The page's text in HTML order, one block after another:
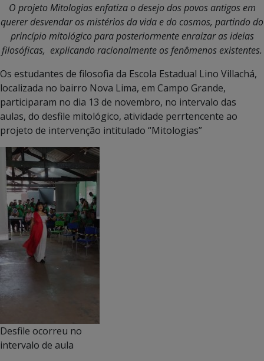
O projeto Mitologias enfatiza o desejo dos povos antigos em
querer desvendar os mistérios da vida e do cosmos, partindo do
princípio mitológico para posteriormente enraizar as ideias
filosóficas, explicando racionalmente os fenômenos existentes.
Os estudantes de filosofia da Escola Estadual Lino Villachá,
localizada no bairro Nova Lima, em Campo Grande,
participaram no dia 13 de novembro, no intervalo das
aulas, do desfile mitológico, atividade perrtencente ao
projeto de intervenção intitulado “Mitologias”
Desfile ocorreu no
intervalo de aula